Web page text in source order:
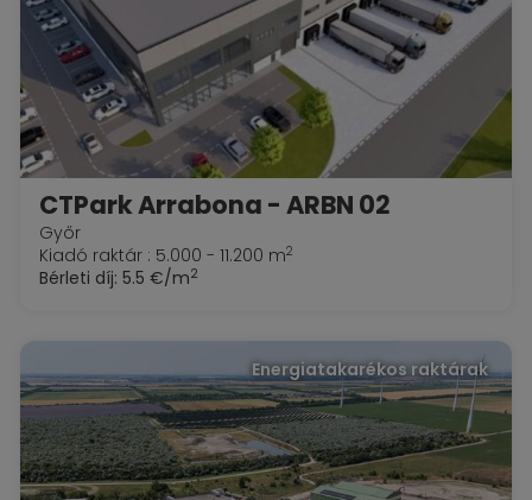
CTPark Arrabona - ARBN 02
Győr
Kiadó raktár : 5.000 - 11.200 m2
Bérleti díj: 5.5 €/m2
Energiatakarékos raktárak